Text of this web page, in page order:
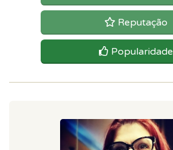
Reputação
Popularidade